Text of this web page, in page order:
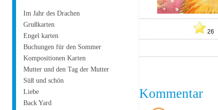
Im Jahr des Drachen
Grußkarten
Engel karten
Buchungen für den Sommer
Kompositionen Karten
Mutter und den Tag der Mutter
Süß und schön
Liebe
Back Yard
Kommentar